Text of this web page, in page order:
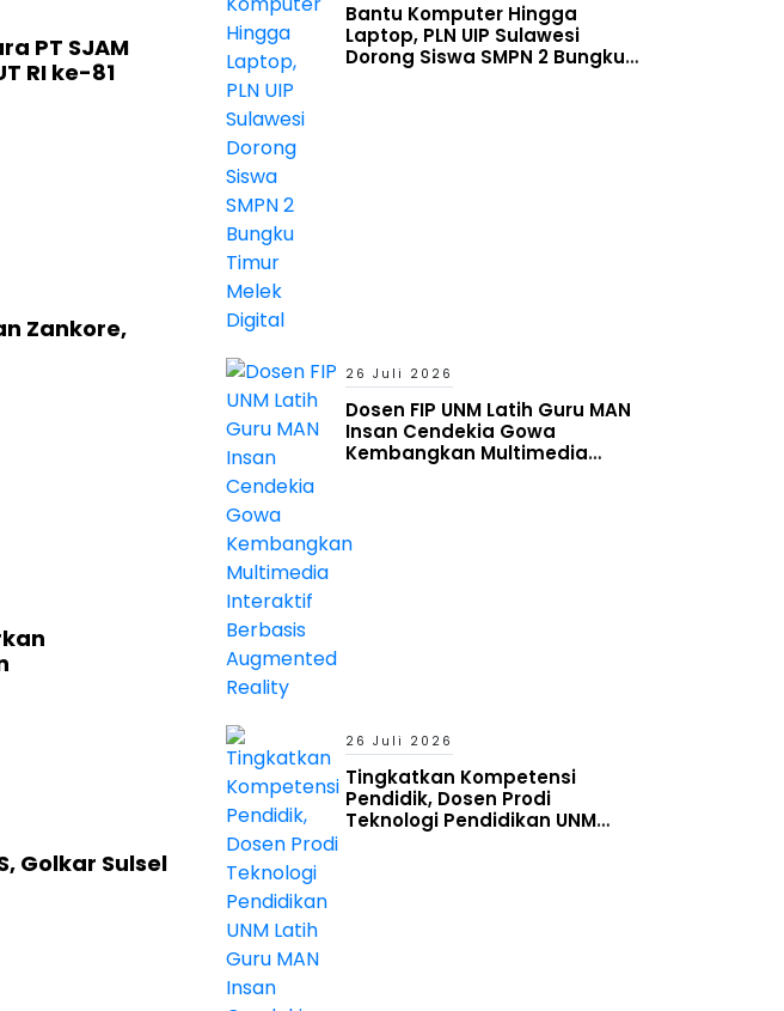
PT SJAM
RI ke-81
Zankore,
Golkar Sulsel
Bantu Komputer Hingga
Laptop, PLN UIP Sulawesi
Dorong Siswa SMPN 2 Bungku
26 Juli 2026
Dosen FIP UNM Latih Guru MAN
Insan Cendekia Gowa
Kembangkan Multimedia
26 Juli 2026
Tingkatkan Kompetensi
Pendidik, Dosen Prodi
Teknologi Pendidikan UNM